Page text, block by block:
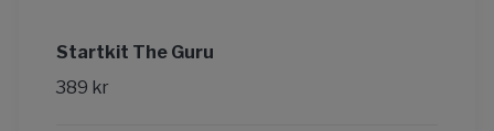
Startkit The Guru
389 kr